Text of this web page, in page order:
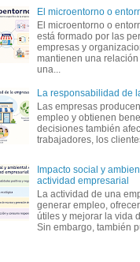
El microentorno o
El microentorno o
está formado por las
empresas y
mantienen una
una...
La responsabilidad de
Las empresas
empleo y obtienen
decisiones también
trabajadores, los
Impacto social y
actividad empresarial
La actividad de una
generar empleo,
útiles y mejorar la vida
Sin embargo, también